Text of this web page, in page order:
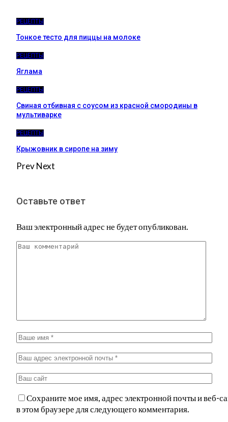
РЕЦЕПТЫ
Тонкое тесто для пиццы на молоке
РЕЦЕПТЫ
Яглама
РЕЦЕПТЫ
Свиная отбивная с соусом из красной смородины в
мультиварке
РЕЦЕПТЫ
Крыжовник в сиропе на зиму
PrevNext
Оставьте ответ
Ваш электронный адрес не будет опубликован.
Сохраните мое имя, адрес электронной почты и веб-
в этом браузере для следующего комментария.